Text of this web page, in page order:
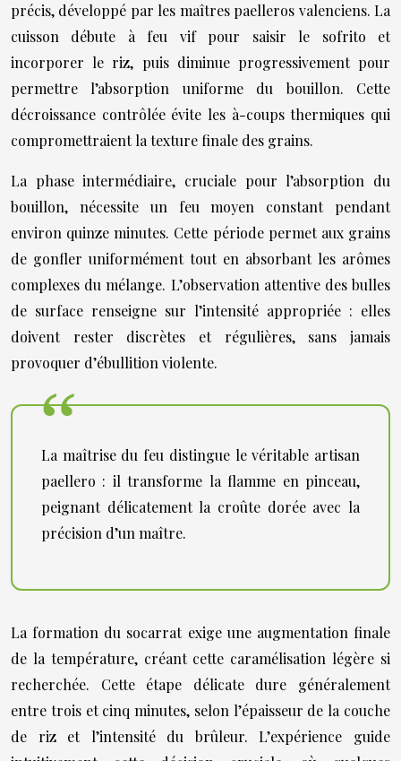
précis, développé par les maîtres paelleros valenciens. La
cuisson débute à feu vif pour saisir le sofrito et
incorporer le riz, puis diminue progressivement pour
permettre l’absorption uniforme du bouillon. Cette
décroissance contrôlée évite les à-coups thermiques qui
compromettraient la texture finale des grains.
La phase intermédiaire, cruciale pour l’absorption du
bouillon, nécessite un feu moyen constant pendant
environ quinze minutes. Cette période permet aux grains
de gonfler uniformément tout en absorbant les arômes
complexes du mélange. L’observation attentive des bulles
de surface renseigne sur l’intensité appropriée : elles
doivent rester discrètes et régulières, sans jamais
provoquer d’ébullition violente.
La maîtrise du feu distingue le véritable artisan
paellero : il transforme la flamme en pinceau,
peignant délicatement la croûte dorée avec la
précision d’un maître.
La formation du socarrat exige une augmentation finale
de la température, créant cette caramélisation légère si
recherchée. Cette étape délicate dure généralement
entre trois et cinq minutes, selon l’épaisseur de la couche
de riz et l’intensité du brûleur. L’expérience guide